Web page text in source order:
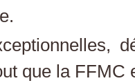
que la FFMC